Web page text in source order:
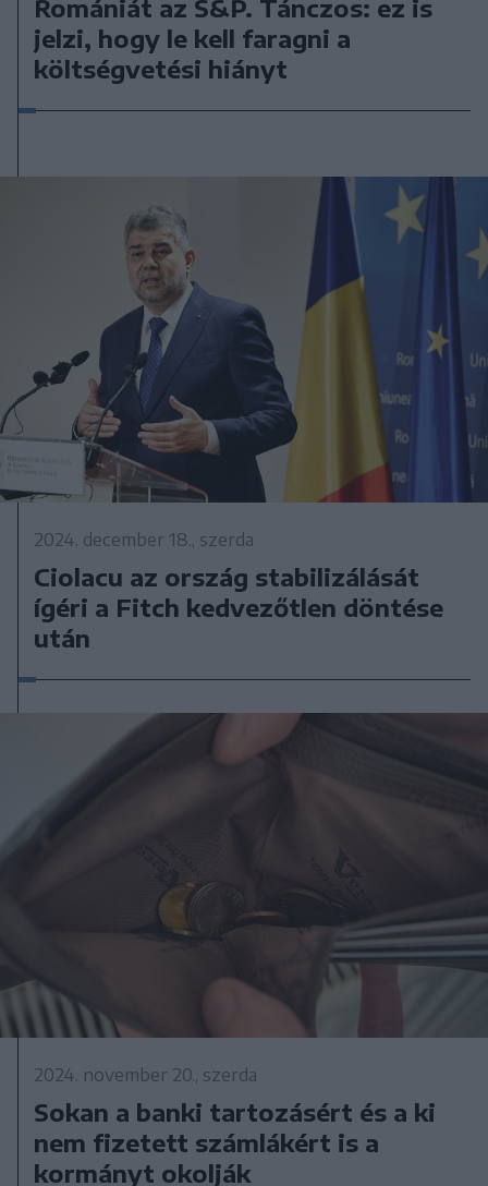
Romániát az S&P. Tánczos: ez is
jelzi, hogy le kell faragni a
költségvetési hiányt
2024. december 18., szerda
Ciolacu az ország stabilizálását
ígéri a Fitch kedvezőtlen döntése
után
2024. november 20., szerda
Sokan a banki tartozásért és a ki
nem fizetett számlákért is a
kormányt okolják